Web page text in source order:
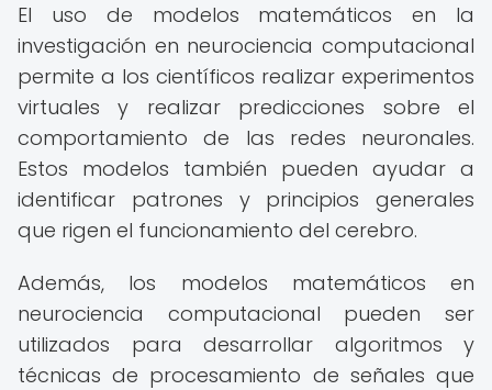
El uso de modelos matemáticos en la
investigación en neurociencia computacional
permite a los científicos realizar experimentos
virtuales y realizar predicciones sobre el
comportamiento de las redes neuronales.
Estos modelos también pueden ayudar a
identificar patrones y principios generales
que rigen el funcionamiento del cerebro.
Además, los modelos matemáticos en
neurociencia computacional pueden ser
utilizados para desarrollar algoritmos y
técnicas de procesamiento de señales que